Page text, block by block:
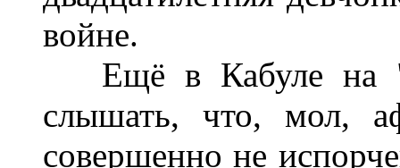
войне.
Ещё в Кабуле на
слышать, что, мол,
совершенно не